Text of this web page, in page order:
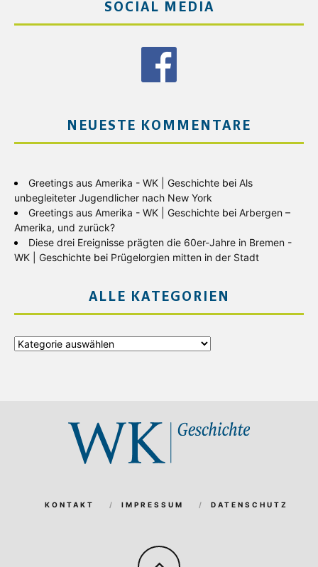
SOCIAL MEDIA
NEUESTE KOMMENTARE
Greetings aus Amerika - WK | Geschichte bei Als
unbegleiteter Jugendlicher nach New York
Greetings aus Amerika - WK | Geschichte bei Arbergen –
Amerika, und zurück?
Diese drei Ereignisse prägten die 60er-Jahre in Bremen -
WK | Geschichte bei Prügelorgien mitten in der Stadt
ALLE KATEGORIEN
Alle
KONTAKT IMPRESSUM DATENSCHUTZ